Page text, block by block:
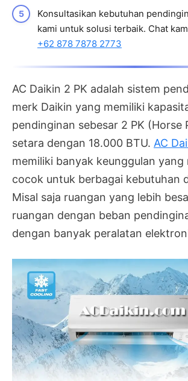
Konsultasikan kebutuhan
kami untuk solusi terbaik. Chat
+62 878 7878 2773
AC Daikin 2 PK adalah sistem
merk Daikin yang memiliki
pendinginan sebesar 2 PK (Horse
setara dengan 18.000 BTU. AC
memiliki banyak keunggulan yang
cocok untuk berbagai kebutuhan
Misal saja ruangan yang lebih
ruangan dengan beban
dengan banyak peralatan